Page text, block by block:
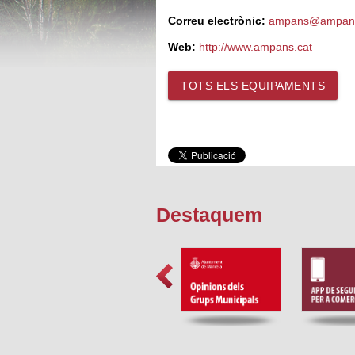
Correu electrònic:
Web: http://www.ampans.cat
TOTS ELS EQUIPAMENTS
Destaquem